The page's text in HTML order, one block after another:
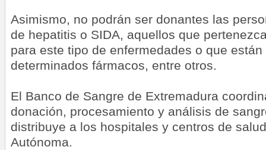
Asimismo, no podrán ser donantes las
de hepatitis o SIDA, aquellos que
para este tipo de enfermedades o que están
determinados fármacos, entre otros.
El Banco de Sangre de Extremadura
donación, procesamiento y análisis de
distribuye a los hospitales y centros de
Autónoma.